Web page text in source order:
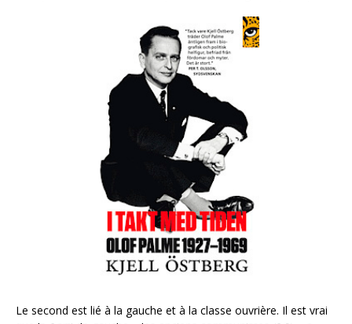
Le second est lié à la gauche et à la classe ouvrière. Il est vrai